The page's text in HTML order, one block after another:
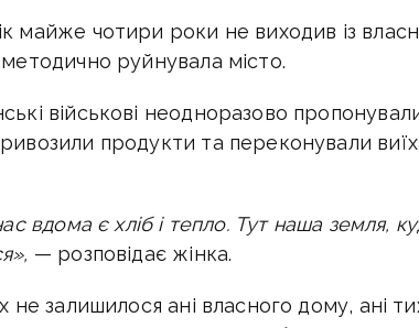
майже чотири роки не виходив із
руйнувала місто.
військові неодноразово
продукти та переконували
вдома є хліб і тепло. Тут наша земля,
— розповідає жінка.
не залишилося ані власного дому, ані